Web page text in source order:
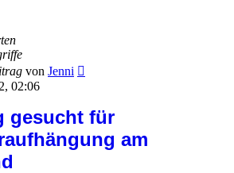
von Jenni
02:06
gesucht für
am